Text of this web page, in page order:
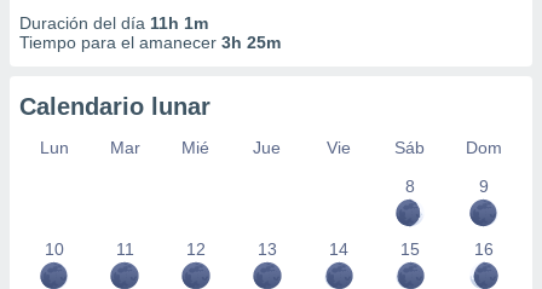
Duración del día 11h 1m
Tiempo para el amanecer 3h 25m
Calendario lunar
Lun Mar Mié Jue Vie Sáb
Dom
8
9
10 11 12 13 14 15 16